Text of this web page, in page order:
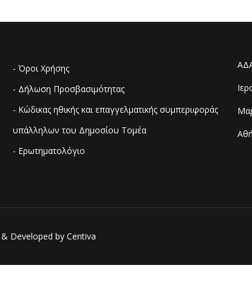
- Όροι Χρήσης
- Δήλωση Προσβασιμότητας
- Κώδικας ηθικής και επαγγελματικής συμπεριφοράς
υπάλληλων του Δημοσίου Τομέα
- Ερωτηματολόγιο
Developed by Centiva